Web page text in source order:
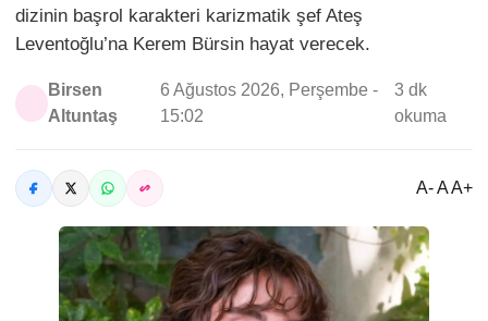
dizinin başrol karakteri karizmatik şef Ateş
Leventoğlu’na Kerem Bürsin hayat verecek.
Birsen
Altuntaş
6 Ağustos 2026, Perşembe -
15:02
3 dk
okuma
A- A A+